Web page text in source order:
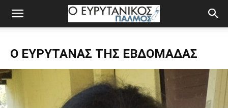
Ο ΕΥΡΥΤΆΝΑΣ ΤΗΣ ΕΒΔΟΜΆΔΑΣ